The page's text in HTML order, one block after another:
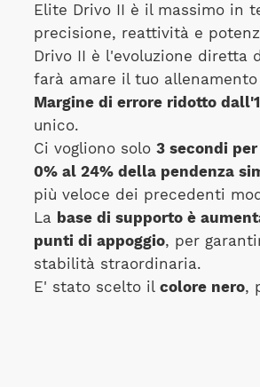
Elite Drivo II è il massimo in
precisione, reattività e
Drivo II è l'evoluzione diretta
farà amare il tuo
Margine di errore ridotto
unico.
Ci vogliono solo 3 secondi
0% al 24% della pendenza
più veloce dei precedenti
La base di supporto è
punti di appoggio, per
stabilità straordinaria.
E' stato scelto il colore nero,